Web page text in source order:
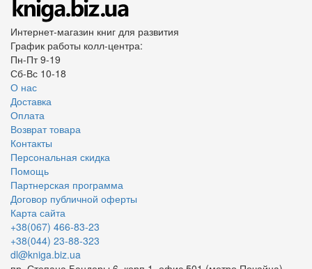
Интернет-магазин книг для развития
График работы колл-центра:
Пн-Пт 9-19
Сб-Вс 10-18
О нас
Доставка
Оплата
Возврат товара
Контакты
Персональная скидка
Помощь
Партнерская программа
Договор публичной оферты
Карта сайта
+38(067) 466-83-23
+38(044) 23-88-323
dl@kniga.biz.ua